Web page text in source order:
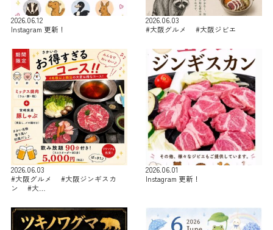
2026.06.12
Instagram 更新！
2026.06.03
#大阪グルメ #大阪ジビエ
2026.06.03
#大阪グルメ #大阪ジンギスカ
ン #大…
2026.06.01
Instagram 更新！